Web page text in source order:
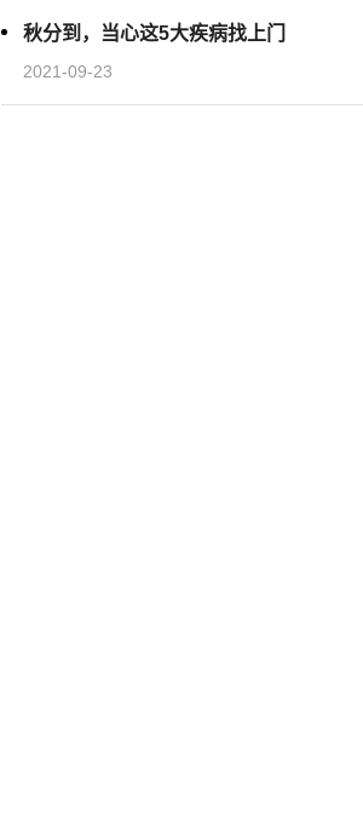
秋分到，当心这5大疾病找上门
2021-09-23